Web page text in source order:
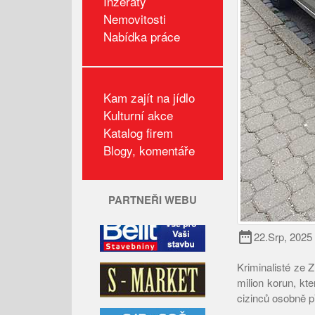
Nemovitosti
Nabídka práce
Kam zajít na jídlo
Kulturní akce
Katalog firem
Blogy, komentáře
PARTNEŘI WEBU
date_range22.Srp, 2025
Kriminalisté ze
milion korun,
cizinců osobně